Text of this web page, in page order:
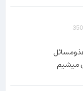
ميشيم